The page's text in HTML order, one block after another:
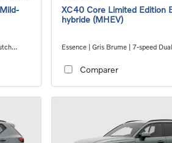
XC40 Core Limited Edition
hybride (MHEV)
Essence | Gris Brume | 7-speed
Comparer